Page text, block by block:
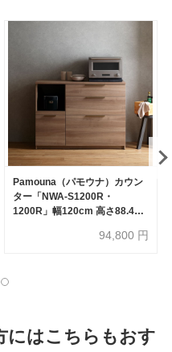
Pamouna（パモウナ）カウン
ター「NWA-S1200R・
1200R」幅120cm 高さ88.4cm
94,800 円
にはこちらもおす